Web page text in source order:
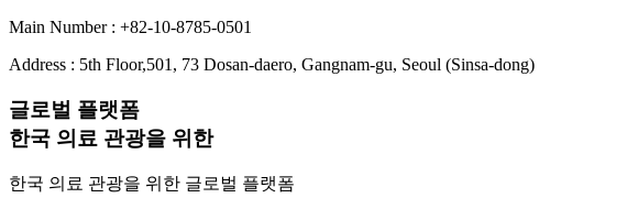
Main Number : +82-10-8785-0501
Address : 5th Floor,501, 73 Dosan-daero, Gangnam-gu, Seoul (Sinsa-dong)
글로벌 플랫폼
한국 의료 관광을 위한
한국 의료 관광을 위한 글로벌 플랫폼